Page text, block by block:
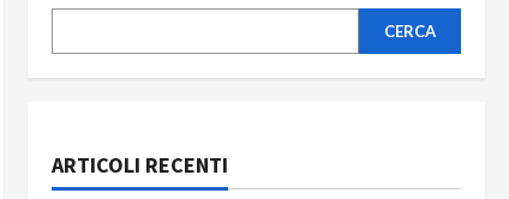
CERCA
ARTICOLI RECENTI